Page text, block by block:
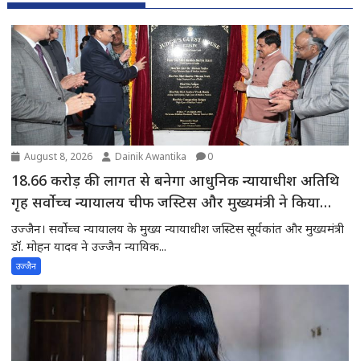
August 8, 2026 Dainik Awantika 0
18.66 करोड़ की लागत से बनेगा आधुनिक न्यायाधीश अतिथि
गृह सर्वोच्च न्यायालय चीफ जस्टिस और मुख्यमंत्री ने किया
भूमिपूजन
उज्जैन। सर्वोच्च न्यायालय के मुख्य न्यायाधीश जस्टिस सूर्यकांत और मुख्यमंत्री
डॉ. मोहन यादव ने उज्जैन न्यायिक...
उज्जैन